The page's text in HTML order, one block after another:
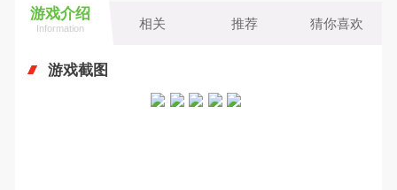
游戏介绍
Information 相关 推荐 猜你喜欢
游戏截图